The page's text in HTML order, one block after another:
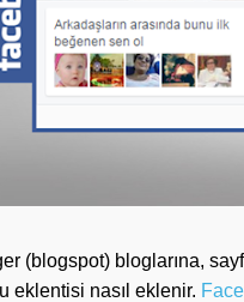
(blogspot) bloglarına,
eklentisi nasıl eklenir.